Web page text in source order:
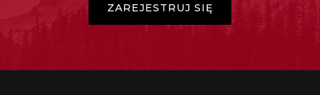
ZAREJESTRUJ SIĘ